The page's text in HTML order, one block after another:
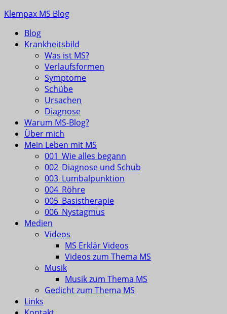
Skip
content
Klempax MS Blog
Infos, Fragen, Antworten für und von MSlern
Blog
Krankheitsbild
Was ist MS?
Verlaufsformen
Symptome
Schübe
Ursachen
Diagnose
Warum MS-Blog?
Über mich
Mein Leben mit MS
001_Wie alles begann
002_Diagnose und Schub
003_Lumbalpunktion
004_Röhre
005_Basistherapie
006_Nystagmus
Medien
Videos
MS Erklär Videos
Videos zum Thema MS
Musik
Musik zum Thema MS
Gedicht zum Thema MS
Links